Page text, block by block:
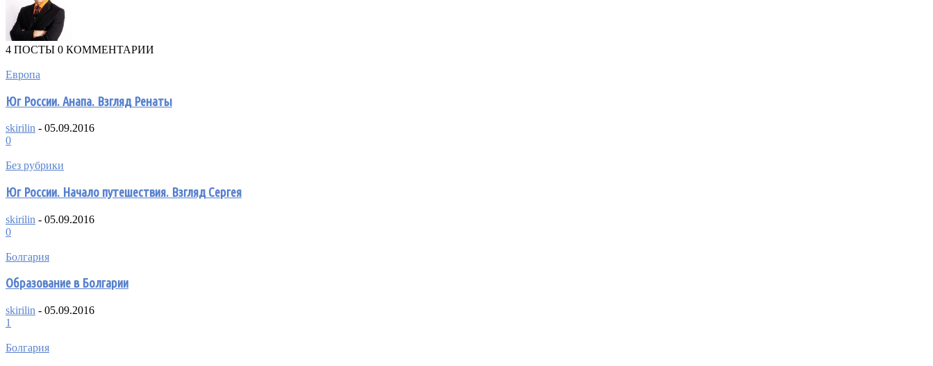
4 ПОСТЫ 0 КОММЕНТАРИИ
Европа
Юг России. Анапа. Взгляд Ренаты
skirilin - 05.09.2016
0
Без рубрики
Юг России. Начало путешествия. Взгляд Сергея
skirilin - 05.09.2016
0
Болгария
Образование в Болгарии
skirilin - 05.09.2016
1
Болгария